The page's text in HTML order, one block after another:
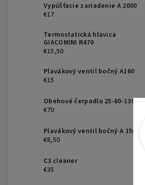
Vypúšťacie zariadenie A 2000
€17
Termostatická hlavica
GIACOMINI R470
€15,50
Plavákový ventil bočný A160
€15
Obehové čerpadlo 25-60-130
€70
Plavákový ventil bočný A 150
€8,50
C3 cleaner
€35